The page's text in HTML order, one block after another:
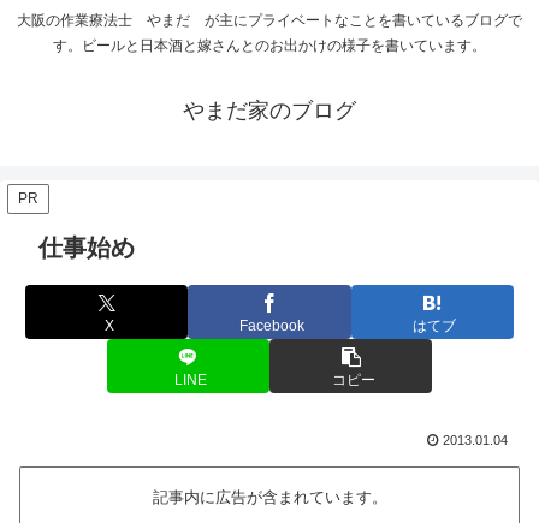
大阪の作業療法士 やまだ が主にプライベートなことを書いているブログで
す。ビールと日本酒と嫁さんとのお出かけの様子を書いています。
やまだ家のブログ
PR
仕事始め
X Facebook はてブ
LINE コピー
2013.01.04
記事内に広告が含まれています。